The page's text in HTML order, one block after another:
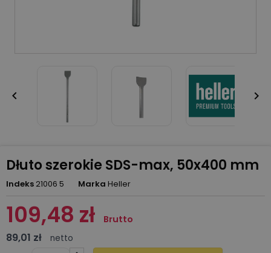
 
Dłuto szerokie SDS-max, 50x400 mm
Indeks 21006 5 Marka Heller
109,48 zł Brutto
89,01 zł
netto